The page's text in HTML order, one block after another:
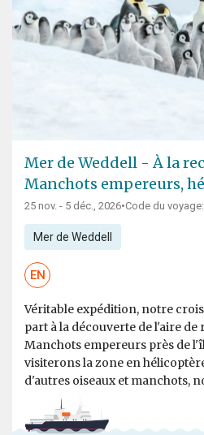
Mer de Weddell - À la
Manchots empereurs,
25 nov. - 5 déc., 2026•Code du
Mer de Weddell
EN
Véritable expédition, notre
part à la découverte de l'aire
Manchots empereurs près de
visiterons la zone en
d'autres oiseaux et manchots,